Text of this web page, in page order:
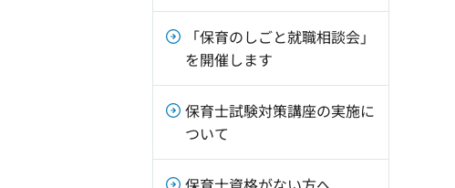
「保育のしごと就職相談会」
を開催します
保育士試験対策講座の実施に
ついて